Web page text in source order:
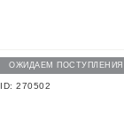
ОЖИДАЕМ ПОСТУПЛЕНИЯ
ID: 270502